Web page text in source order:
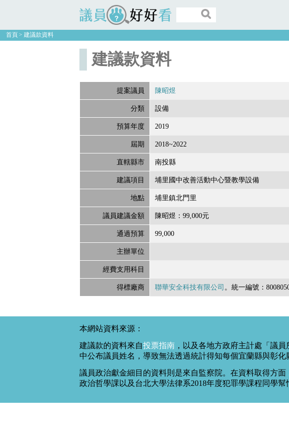
議員好好看
首頁 建議款資料
建議款資料
提案議員 陳昭煜
分類 設備
預算年度 2019
屆期 2018~2022
直轄縣市 南投縣
建議項目 埔里國中改善活動中心暨教學設備
地點 埔里鎮北門里
議員建議金額 陳昭煜：99,000元
通過預算 99,000
主辦單位
經費支用科目
得標廠商 聯華安全科技有限公司 。統一編號：
本網站資料來源：
建議款的資料來自投票指南 ，以及各地方政府主計處「議
中公布議員姓名，導致無法透過統計得知每個宜蘭縣與彰化
議員政治獻金細目的資料則是來自監察院。在資料取得方
政治哲學課以及台北大學法律系2018年度犯罪學課程同學幫